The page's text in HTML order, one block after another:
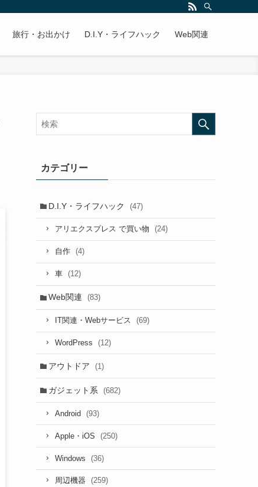
旅行・お出かけ D.I.Y・ライフハック Web関連
カテゴリー
D.I.Y・ライフハック (47)
アリエクスプレス で買い物 (24)
自作 (4)
車 (12)
Web関連 (83)
IT関連・Webサービス (69)
WordPress (12)
アウトドア (1)
ガジェット系 (682)
Android (93)
Apple・iOS (250)
Windows (36)
周辺機器 (259)